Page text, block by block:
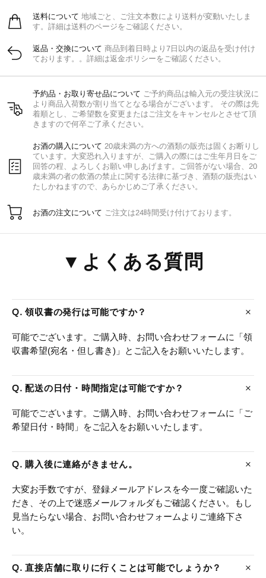
送料について 地域ごと、ご注文本数により送料が変動いたしま
す。詳細は送料のページをご確認ください。
返品・交換について 商品到着日時より7日以内の返品を受け付け
ております。。詳細は返金ポリシーをご確認ください。
予約品・お取り寄せ品について ご予約商品は輸入元の受注状況に
より商品入荷数が割り当てとなる場合がございます。 その際は先
着順とし、ご希望数を変更またはご注文をキャンセルとさせて頂
きますので何卒ご了承ください。
お酒の購入について 20歳未満の方への酒類の販売は固くお断りし
ています。大変恐れ入りますが、ご購入の際にはご生年月日をご
回答の程、よろしくお願い申しあげます。ご回答がない場合、20
歳未満の者の飲酒の禁止に関する法律に基づき、酒類の販売はい
たしかねますので、あらかじめご了承ください。
お酒の注文について ご注文は24時間受け付けております。
▼よくある質問
Q. 領収書の発行は可能ですか？
可能でございます。ご購入時、お問い合わせフォームに「領
収書希望(宛名・但し書き)」とご記入をお願いいたします。
Q. 配送の日付・時間指定は可能ですか？
可能でございます。ご購入時、お問い合わせフォームに「ご
希望日付・時間」をご記入をお願いいたします。
Q. 購入後に連絡がきません。
大変お手数ですが、登録メールアドレスを今一度ご確認いた
だき、その上で迷惑メールフォルダもご確認ください。もし
見当たらない場合、お問い合わせフォームよりご連絡下さ
い。
Q. 直接店舗に取りに行くことは可能でしょうか？